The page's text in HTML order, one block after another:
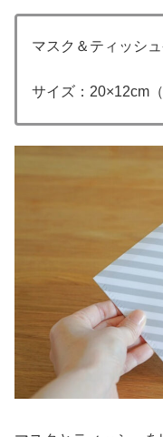
マスク＆ティッシ
サイズ：20×12cm